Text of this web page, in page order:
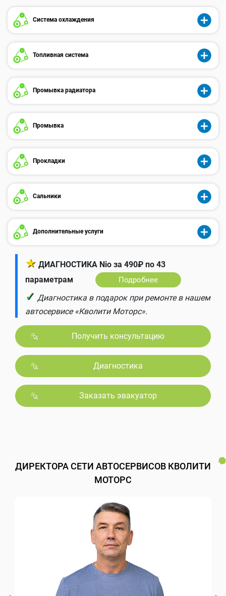
Система охлаждения
Топливная система
Промывка радиатора
Промывка
Прокладки
Сальники
Дополнительные услуги
★ ДИАГНОСТИКА Nio за 490₽ по 43
параметрам
Подробнее
✓ Диагностика в подарок при ремонте в нашем
автосервисе «Кволити Моторс».
Получить консультацию
Диагностика
Заказать эвакуатор
ДИРЕКТОРА СЕТИ АВТОСЕРВИСОВ КВОЛИТИ
МОТОРС